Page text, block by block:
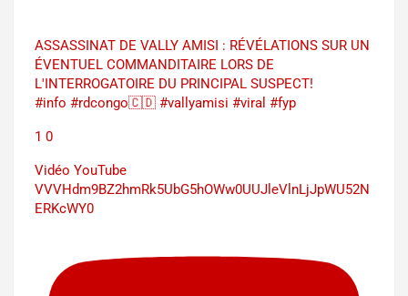
ASSASSINAT DE VALLY AMISI : RÉVÉLATIONS SUR UN
ÉVENTUEL COMMANDITAIRE LORS DE
L'INTERROGATOIRE DU PRINCIPAL SUSPECT!
#info #rdcongo🇨🇩 #vallyamisi #viral #fyp
1 0
Vidéo YouTube
VVVHdm9BZ2hmRk5UbG5hOWw0UUJleVlnLjJpWU52N
ERKcWY0